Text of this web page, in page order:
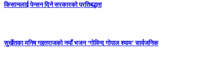
किसानलाई पेन्सन दिने सरकारको प्रतिबद्धता
सुर्खेतका मनिष गहतराजको नयाँ भजन ‘गोविन्द गोपाल श्याम’ सार्वजनिक